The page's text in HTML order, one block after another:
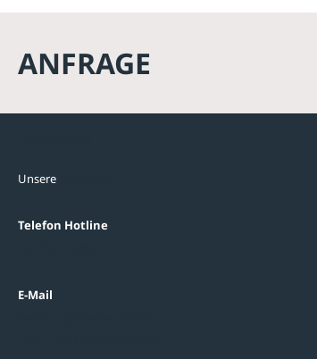
ANFRAGE
Unsere
Telefon Hotline
E-Mail